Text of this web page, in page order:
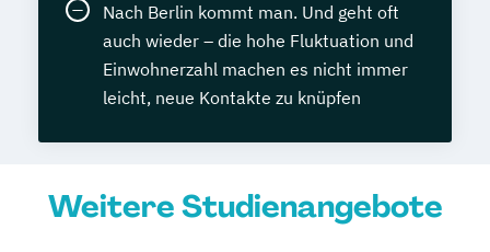
Nach Berlin kommt man. Und geht oft
auch wieder – die hohe Fluktuation und
Einwohnerzahl machen es nicht immer
leicht, neue Kontakte zu knüpfen
Weitere Studienangebote